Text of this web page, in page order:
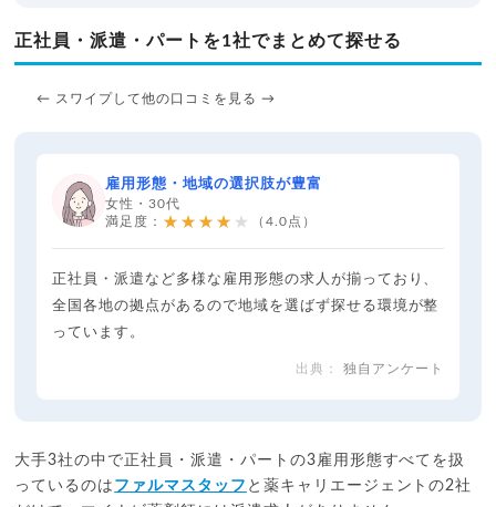
正社員・派遣・パートを1社でまとめて探せる
← スワイプして他の口コミを見る →
雇用形態・地域の選択肢が豊富
女性・30代
満足度： ★★★★★ （4.0点）
正社員・派遣など多様な雇用形態の求人が揃っており、
全国各地の拠点があるので地域を選ばず探せる環境が整
っています。
独自アンケート
大手3社の中で正社員・派遣・パートの3雇用形態すべてを扱
っているのは ファルマスタッフ と薬キャリエージェントの2社